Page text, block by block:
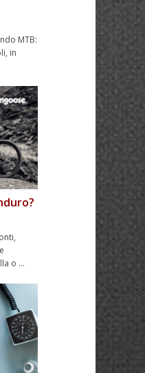
MTB:
in
o …